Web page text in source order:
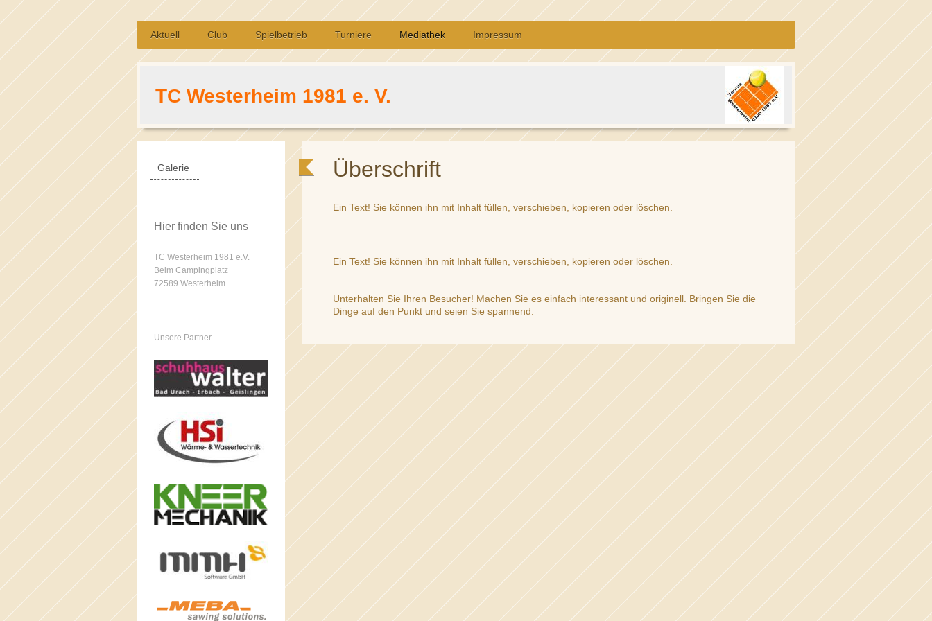
Aktuell Club Spielbetrieb Turniere Mediathek Impressum
TC Westerheim 1981 e. V.
Überschrift
Ein Text! Sie können ihn mit Inhalt füllen, verschieben, kopieren oder löschen.
Ein Text! Sie können ihn mit Inhalt füllen, verschieben, kopieren oder löschen.
Unterhalten Sie Ihren Besucher! Machen Sie es einfach interessant und originell. Bringen Sie die
Dinge auf den Punkt und seien Sie spannend.
Galerie
Hier finden Sie uns
TC Westerheim 1981 e.V.
Beim Campingplatz
72589 Westerheim
Unsere Partner